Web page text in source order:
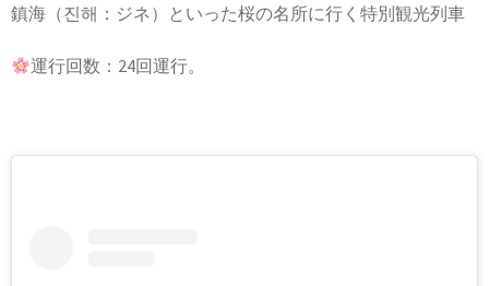
鎮海（진해：ジネ）といった桜の名所に行く特別観光列車
運行回数：24回運行。